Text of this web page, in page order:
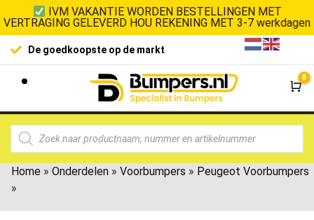
IVM VAKANTIE WORDEN BESTELLINGEN MET
VERTRAGING GELEVERD HOU REKENING MET 3-7 werkdagen
De goedkoopste op de markt
0
Home » Onderdelen » Voorbumpers » Peugeot Voorbumpers
»